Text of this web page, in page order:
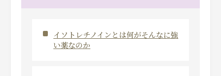
イソトレチノインとは何がそんなに強
い薬なのか